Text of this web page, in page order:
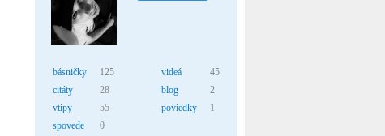
básničky
125
citáty
28
vtipy
55
spovede
0
videá
45
blog
2
poviedky
1